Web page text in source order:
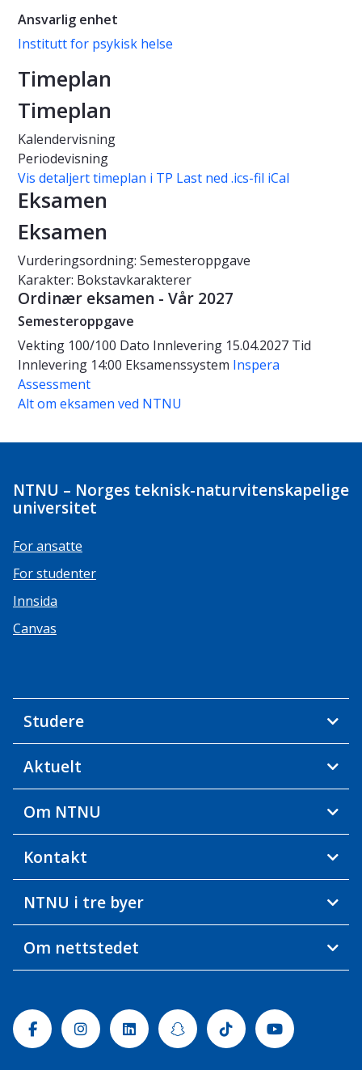
Ansvarlig enhet
Institutt for psykisk helse
Timeplan
Timeplan
Kalendervisning
Periodevisning
Vis detaljert timeplan i TP Last ned .ics-fil iCal
Eksamen
Eksamen
Vurderingsordning: Semesteroppgave
Karakter: Bokstavkarakterer
Ordinær eksamen - Vår 2027
Semesteroppgave
Vekting 100/100 Dato Innlevering 15.04.2027 Tid
Innlevering 14:00 Eksamenssystem Inspera
Assessment
Alt om eksamen ved NTNU
NTNU – Norges teknisk-naturvitenskapelige
universitet
For ansatte
For studenter
Innsida
Canvas
Studere
Aktuelt
Om NTNU
Kontakt
NTNU i tre byer
Om nettstedet
FacebookInstagramLinkedinSnapchatTiktok Youtube